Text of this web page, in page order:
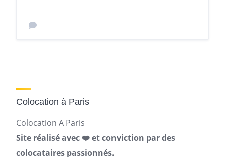
Colocation à Paris
Colocation A Paris
Site réalisé avec ❤️ et conviction par des
colocataires passionnés.